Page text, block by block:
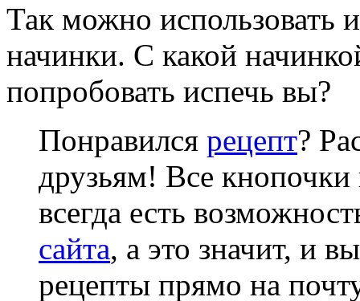
Так можно использовать
начинки. С какой
попробовать испечь вы?
Понравился рецепт?
друзьям! Все кнопочки
всегда есть
сайта, а это значит, и
рецепты прямо на